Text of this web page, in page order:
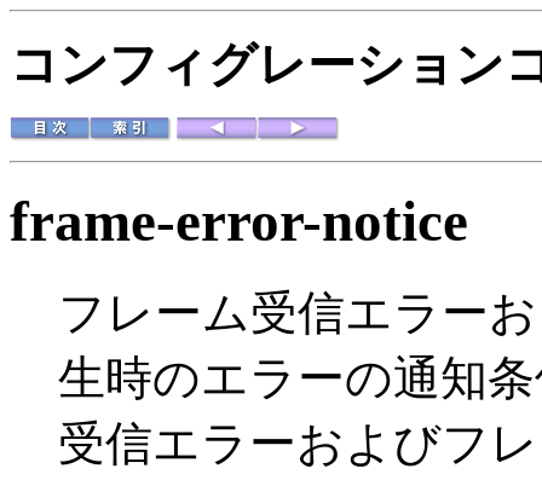
コンフィグレーション
frame-error-notice
フレーム受信エラー
生時のエラーの通知
受信エラーおよびフ